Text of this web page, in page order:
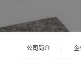
公司简介 企